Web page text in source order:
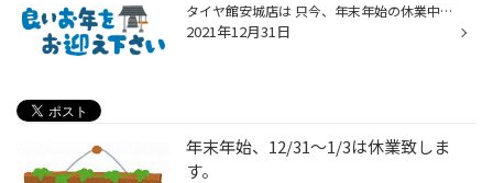
タイヤ館安城店は 只今、年末年始の休業中です。 12/31（金） 休 業 1/1 （土） 休 業 1/2 （日） 休 業 1/3 （月） 休 業 1/4 （火） 通常営業 1/5 （水） 通常営業 営業時間は、10:30〜19:00
2021年12月31日
年末年始、12/31～1/3は休業致しま
す。